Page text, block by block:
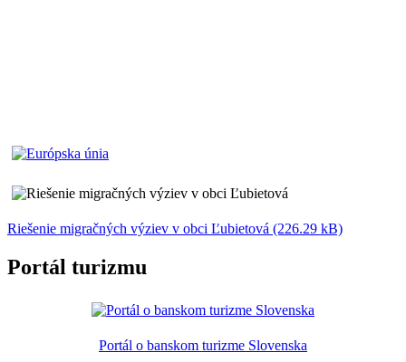
Riešenie migračných výziev v obci Ľubietová (226.29 kB)
Portál turizmu
Portál o banskom turizme Slovenska